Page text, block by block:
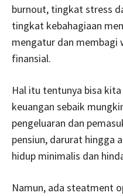
burnout, tingkat stress
tingkat kebahagiaan
mengatur dan membagi
finansial.
Hal itu tentunya bisa
keuangan sebaik
pengeluaran dan
pensiun, darurat hingga
hidup minimalis dan
Namun, ada steatment